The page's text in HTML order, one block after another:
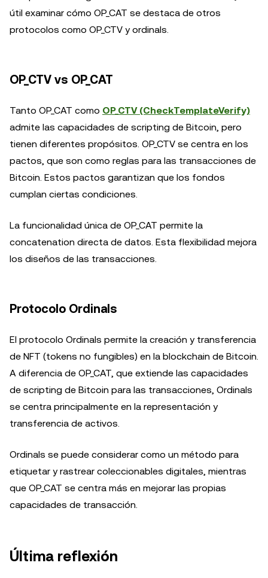
útil examinar cómo OP_CAT se destaca de otros
protocolos como OP_CTV y ordinals.
OP_CTV vs OP_CAT
Tanto OP_CAT como OP_CTV (CheckTemplateVerify)
admite las capacidades de scripting de Bitcoin, pero
tienen diferentes propósitos. OP_CTV se centra en los
pactos, que son como reglas para las transacciones de
Bitcoin. Estos pactos garantizan que los fondos
cumplan ciertas condiciones.
La funcionalidad única de OP_CAT permite la
concatenation directa de datos. Esta flexibilidad mejora
los diseños de las transacciones.
Protocolo Ordinals
El protocolo Ordinals permite la creación y transferencia
de NFT (tokens no fungibles) en la blockchain de Bitcoin.
A diferencia de OP_CAT, que extiende las capacidades
de scripting de Bitcoin para las transacciones, Ordinals
se centra principalmente en la representación y
transferencia de activos.
Ordinals se puede considerar como un método para
etiquetar y rastrear coleccionables digitales, mientras
que OP_CAT se centra más en mejorar las propias
capacidades de transacción.
Última reflexión